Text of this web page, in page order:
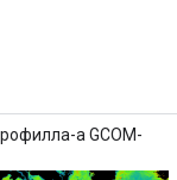
а GCOM-